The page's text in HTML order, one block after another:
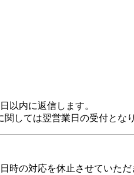
以内に返信します。
しては翌営業日の受付となり
時の対応を休止させていただ